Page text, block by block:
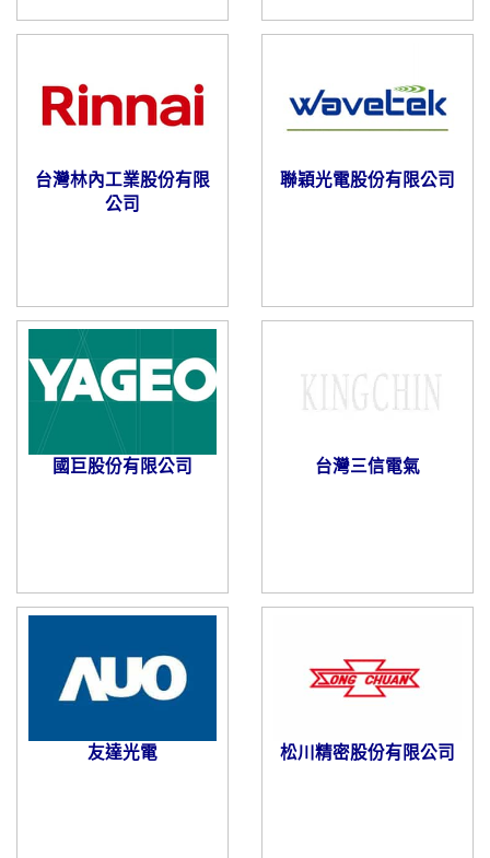
台灣林內工業股份有限
公司
聯穎光電股份有限公司
國巨股份有限公司 台灣三信電氣
友達光電 松川精密股份有限公司